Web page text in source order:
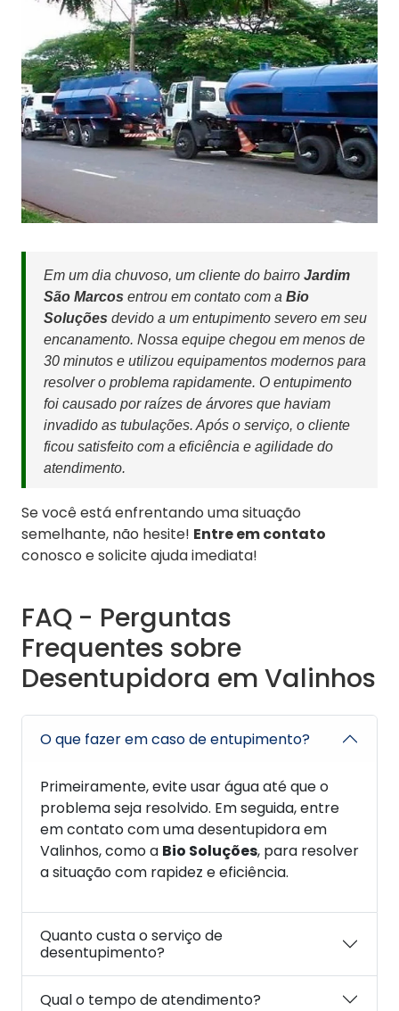
Em um dia chuvoso, um cliente do bairro Jardim
São Marcos entrou em contato com a Bio
Soluções devido a um entupimento severo em seu
encanamento. Nossa equipe chegou em menos de
30 minutos e utilizou equipamentos modernos para
resolver o problema rapidamente. O entupimento
foi causado por raízes de árvores que haviam
invadido as tubulações. Após o serviço, o cliente
ficou satisfeito com a eficiência e agilidade do
atendimento.
Se você está enfrentando uma situação
semelhante, não hesite! Entre em contato
conosco e solicite ajuda imediata!
FAQ - Perguntas
Frequentes sobre
Desentupidora em Valinhos
O que fazer em caso de entupimento?
Primeiramente, evite usar água até que o
problema seja resolvido. Em seguida, entre
em contato com uma desentupidora em
Valinhos, como a Bio Soluções, para resolver
a situação com rapidez e eficiência.
Quanto custa o serviço de
desentupimento?
Qual o tempo de atendimento?